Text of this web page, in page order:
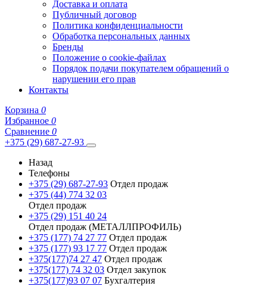
Доставка и оплата
Публичный договор
Политика конфиденциальности
Обработка персональных данных
Бренды
Положение о cookie-файлах
Порядок подачи покупателем обращений о
нарушении его прав
Контакты
Корзина 0
Избранное 0
Сравнение 0
+375 (29) 687-27-93
Назад
Телефоны
+375 (29) 687-27-93 Отдел продаж
+375 (44) 774 32 03
Отдел продаж
+375 (29) 151 40 24
Отдел продаж (МЕТАЛЛПРОФИЛЬ)
+375 (177) 74 27 77 Отдел продаж
+375 (177) 93 17 77 Отдел продаж
+375(177)74 27 47 Отдел продаж
+375(177) 74 32 03 Отдел закупок
+375(177)93 07 07 Бухгалтерия